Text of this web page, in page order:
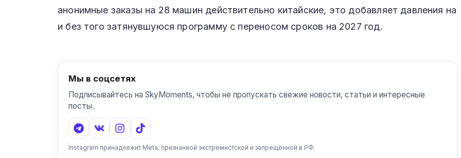
анонимные заказы на 28 машин действительно китайские, это добавляет давления на
и без того затянувшуюся программу с переносом сроков на 2027 год.
Мы в соцсетях
Подписывайтесь на SkyMoments, чтобы не пропускать свежие новости, статьи и интересные
посты.
Instagram принадлежит Meta, признанной экстремистской и запрещённой в РФ.